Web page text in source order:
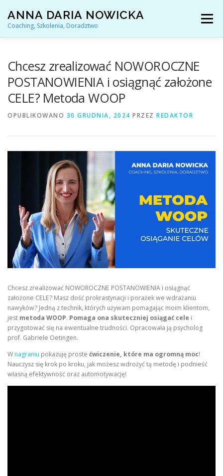
treści
ANNA DARIA NOWICKA
Coaching, Szkolenia, Doradztwo
Menu
DORADZTWO ZAWODOWE
KONTAKT
Chcesz zrealizować NOWOROCZNE
POSTANOWIENIA i osiągnąć założone
CELE? Metoda WOOP
OPUBLIKOWANO 30 GRUDNIA, 2024 PRZEZ REDAKTOR
Chcesz zrealizować NOWOROCZNE POSTANOWIENIA i osiągnąć
założone CELE? Masz dość prokrastynacji i porażek we wdrażaniu
nawyków? Jedną z technik, których używam pomagając moim klientom,
jest metoda WOOP. Pomaga ona skuteczniej osiągać cele i
przygotować się na ewentualne trudności. Opracowała ją psycholog
prof. Gabriele Oetingen.
Wnagraniu pokazuję proste ćwiczenie, które ma ogromną moc!
Nauczysz się krok po kroku, jak możesz wdrożyć tą metodę i podnieść
własną efektywność oraz automotywację!